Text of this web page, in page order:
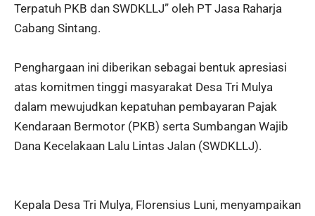
Terpatuh PKB dan SWDKLLJ” oleh PT Jasa Raharja
Cabang Sintang.
Penghargaan ini diberikan sebagai bentuk apresiasi
atas komitmen tinggi masyarakat Desa Tri Mulya
dalam mewujudkan kepatuhan pembayaran Pajak
Kendaraan Bermotor (PKB) serta Sumbangan Wajib
Dana Kecelakaan Lalu Lintas Jalan (SWDKLLJ).
Kepala Desa Tri Mulya, Florensius Luni, menyampaikan